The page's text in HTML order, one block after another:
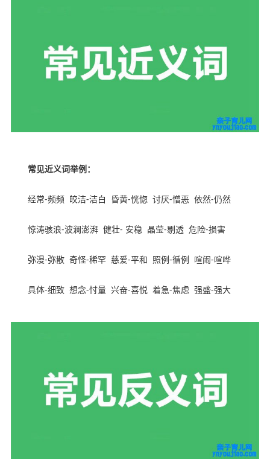
常见近义词举例：
经常-频频 皎洁-洁白 昏黄-恍惚 讨厌-憎恶 依然-仍然
惊涛骇浪-波澜澎湃 健壮- 安稳 晶莹-剔透 危险-损害
弥漫-弥散 奇怪-稀罕 慈爱-平和 照例-循例 喧闹-喧哗
具体-细致 想念-忖量 兴奋-喜悦 着急-焦虑 强盛-强大